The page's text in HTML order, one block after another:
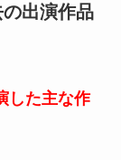
出演作品
した主な作